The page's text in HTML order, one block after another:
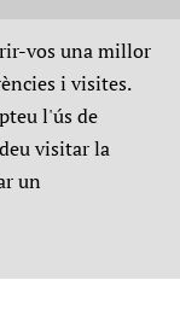
vos una millor
i visites.
l'ús de
visitar la
un